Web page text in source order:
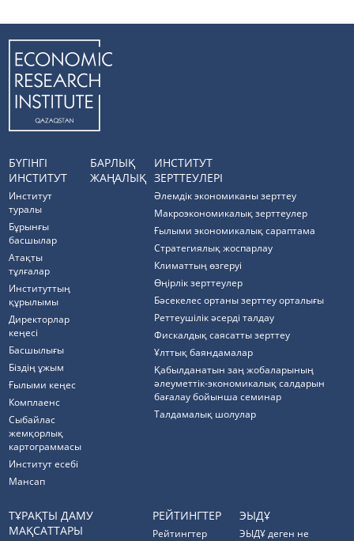
БҮГІНГІ
ИНСТИТУТ
Институт
туралы
Бұрынғы
басшылар
Атақты
тұлғалар
Институттың
құрылымы
Директорлар
кеңесі
Басшылығы
Біздің ұжым
Ғылыми кеңес
Комплаенс
Cыбайлас
жемқорлық
картограммасы
Институт есебі
Мансап
БАРЛЫҚ
ЖАҢАЛЫҚ
ИНСТИТУТ
ЗЕРТТЕУЛЕРІ
Әлемдік экономиканы зерттеу
Макроэкономикалық зерттеулер
Ғылыми экономикалық сараптама
Стратегиялық жоспарлау
Климаттың өзгеруі
Өңірлік зерттеулер
Бәсекелес ортаны зерттеу орталығы
Реттеушілік әсерді талдау
Фискалдық саясатты зерттеу
Ұлттық баяндамалар
Қабылданатын заң жобаларының
әлеуметтік-экономикалық салдарын
бағалау бойынша семинар
Талдамалық шолулар
ТҰРАҚТЫ ДАМУ
МАҚСАТТАРЫ
РЕЙТИНГТЕР
Рейтингтер
ЭЫДҰ
ЭЫДҰ деген не